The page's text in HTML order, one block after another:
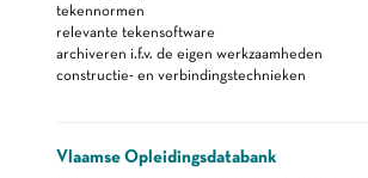
tekennormen
relevante tekensoftware
archiveren i.f.v. de eigen werkzaamheden
constructie- en verbindingstechnieken
Vlaamse Opleidingsdatabank